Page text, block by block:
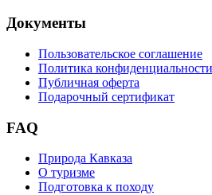
Документы
Пользовательское соглашение
Политика конфиденциальности
Публичная оферта
Подарочный сертификат
FAQ
Природа Кавказа
О туризме
Подготовка к походу